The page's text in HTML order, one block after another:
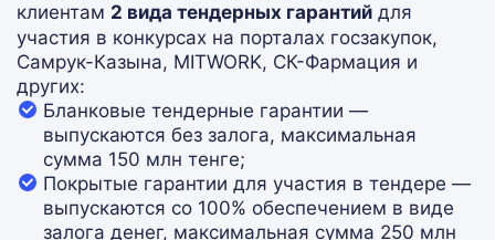
клиентам 2 вида тендерных гарантий для
участия в конкурсах на порталах госзакупок,
Самрук-Казына, MITWORK, СК-Фармация и
других:
Бланковые тендерные гарантии —
выпускаются без залога, максимальная
сумма 150 млн тенге;
Покрытые гарантии для участия в тендере —
выпускаются со 100% обеспечением в виде
залога денег, максимальная сумма 250 млн